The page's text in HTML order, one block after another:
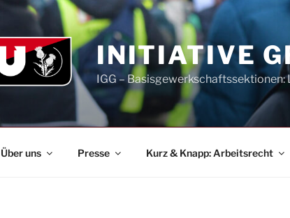
INITIATIVE
IGG –
Über uns Presse Kurz & Knapp: Arbeitsrecht